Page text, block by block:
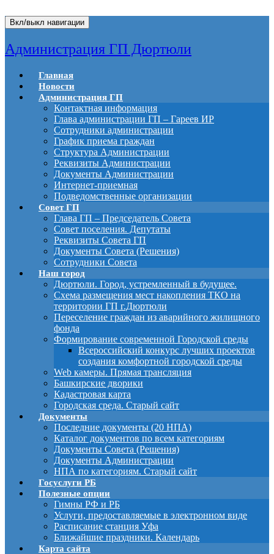
Вкл/выкл навигации
Администрация ГП Дюртюли
Главная
Новости
Администрация ГП
Контактная информация
Глава администрации ГП – Гареев ИР
Сотрудники администрации
График приема граждан
Структура Администрации
Реквизиты Администрации
Документы Администрации
Интернет-приемная
Подведомственные организации
Совет ГП
Глава ГП – Председатель Совета
Совет поселения. Депутаты
Реквизиты Совета ГП
Документы Совета (Решения)
Сотрудники Совета
Наш город
Дюртюли. Город, устремленный в будущее.
Схема размещения мест накопления ТКО на
территории ГП г.Дюртюли
Переселение граждан из аварийного жилищного
фонда
Формирование современной Городской среды
Всероссийский конкурс лучших проектов
создания комфортной городской среды
Web камеры. Прямая трансляция
Башкирские дворики
Кадастровая карта
Городская среда. Старый сайт
Документы
Последние документы (20 НПА)
Каталог документов по всем категориям
Документы Совета (Решения)
Документы Администрации
НПА по категориям. Старый сайт
Госуслуги РБ
Полезные опции
Гимны РФ и РБ
Услуги, предоставляемые в электронном виде
Расписание станция Уфа
Ближайшие праздники. Календарь
Карта сайта